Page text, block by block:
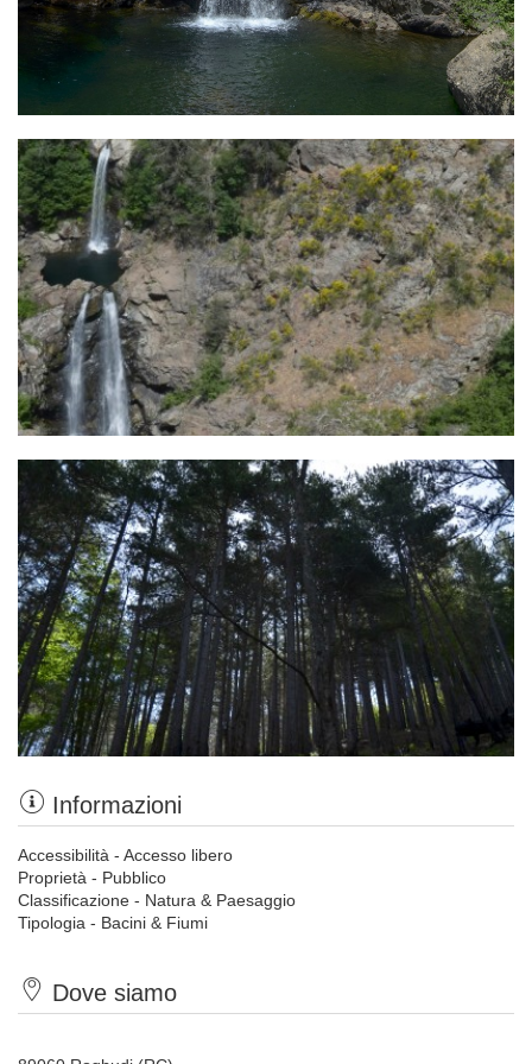
Informazioni
Accessibilità - Accesso libero
Proprietà - Pubblico
Classificazione - Natura & Paesaggio
Tipologia - Bacini & Fiumi
Dove siamo